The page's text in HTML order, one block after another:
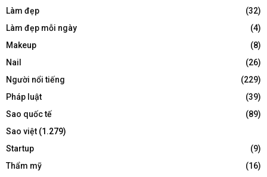
Làm đẹp
(32)
Làm đẹp mỗi ngày
(4)
Makeup
(8)
Nail
(26)
Người nổi tiếng
(229)
Pháp luật
(39)
Sao quốc tế
(89)
Sao việt (1.279)
Startup
(9)
Thẩm mỹ
(16)